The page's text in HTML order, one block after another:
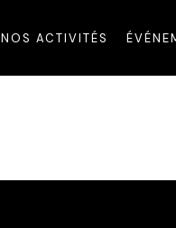
NOS ACTIVITÉS